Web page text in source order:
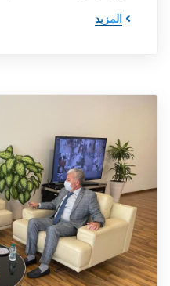
المزيد